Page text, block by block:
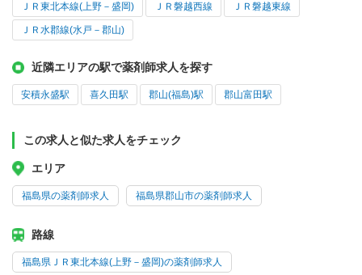
ＪＲ東北本線(上野－盛岡) ＪＲ磐越西線 ＪＲ磐越東線
ＪＲ水郡線(水戸－郡山)
近隣エリアの駅で薬剤師求人を探す
安積永盛駅 喜久田駅 郡山(福島)駅 郡山富田駅
この求人と似た求人をチェック
エリア
福島県の薬剤師求人 福島県郡山市の薬剤師求人
路線
福島県ＪＲ東北本線(上野－盛岡)の薬剤師求人